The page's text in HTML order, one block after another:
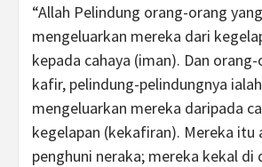
“Allah Pelindung orang-orang
mengeluarkan mereka dari
kepada cahaya (iman). Dan
kafir, pelindung-pelindungnya
mengeluarkan mereka daripada
kegelapan (kekafiran). Mereka itu
penghuni neraka; mereka kekal di